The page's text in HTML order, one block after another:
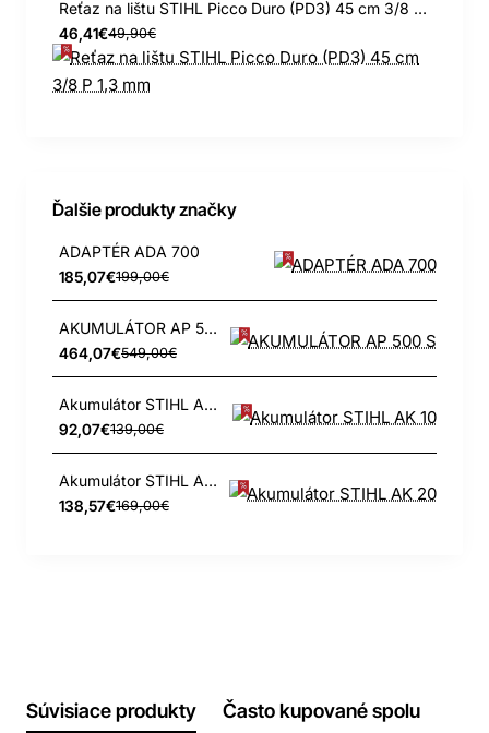
Reťaz na lištu STIHL Picco Duro (PD3) 45 cm 3/8 P 1,3 mm
46,41€49,90€
Ďalšie produkty značky
ADAPTÉR ADA 700
185,07€199,00€
AKUMULÁTOR AP 500 S
464,07€549,00€
Akumulátor STIHL AK 10
92,07€139,00€
Akumulátor STIHL AK 20
138,57€169,00€
Súvisiace produkty Často kupované spolu